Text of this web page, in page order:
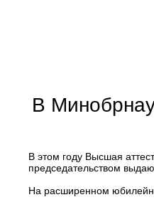
В
В этом году Высшая
председательством
На расширенном